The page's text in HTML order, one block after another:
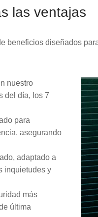
las ventajas
beneficios diseñados
nuestro
del día, los 7
para
asegurando
adaptado a
inquietudes y
más
última